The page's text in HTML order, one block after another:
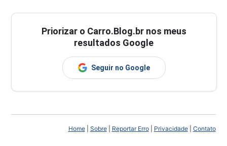
Priorizar o Carro.Blog.br nos meus
resultados Google
Seguir no Google
Home| Sobre| Reportar Erro| Privacidade| Contato